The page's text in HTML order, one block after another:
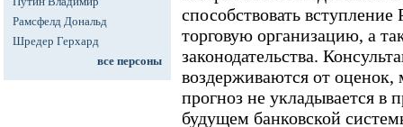
Рамсфелд Дональд
Шредер Герхард
все персоны
способствовать
торговую организацию, а
законодательства.
воздерживаются от
прогноз не укладывается в
будущем банковской